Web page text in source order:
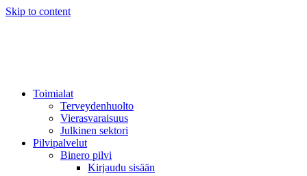
Skip to content
Toimialat
Terveydenhuolto
Vierasvaraisuus
Julkinen sektori
Pilvipalvelut
Binero pilvi
Kirjaudu sisään